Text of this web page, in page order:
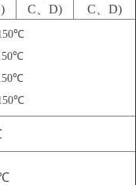
)
C 、D)
C 、D)